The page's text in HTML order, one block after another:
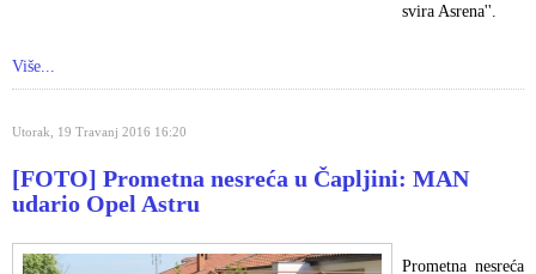
svira Asrena''.
Više...
Utorak, 19 Travanj 2016 16:20
[FOTO] Prometna nesreća u Čapljini: MAN
udario Opel Astru
Prometna nesreća